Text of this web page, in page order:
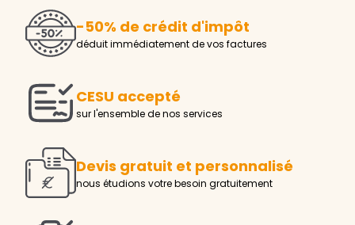
-50% de crédit d'impôt
déduit immédiatement de vos factures
CESU accepté
sur l'ensemble de nos services
Devis gratuit et personnalisé
nous étudions votre besoin gratuitement